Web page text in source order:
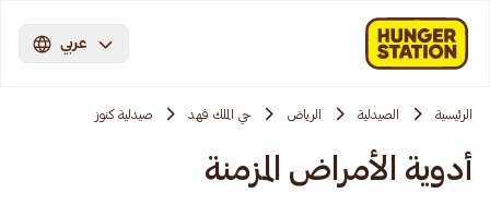
عربي
الرئيسية الصيدلية الرياض حي الملك فهد صيدلية كنوز
أدوية الأمراض المزمنة